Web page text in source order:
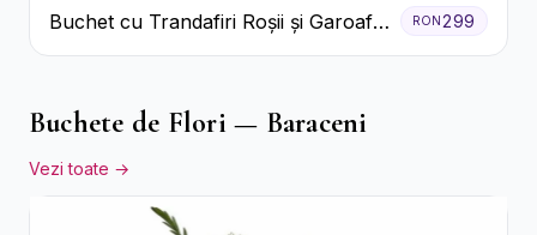
Buchet cu Trandafiri Roșii și Garoafe
Roz Pal
RON 299
Buchete de Flori — Baraceni
Vezi toate →